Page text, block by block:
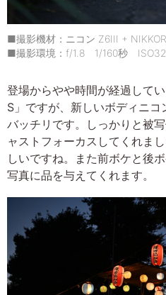
■撮影機材：ニコン Z6III +
■撮影環境：f/1.8 1/160秒
登場からやや時間が経過して
S」ですが、新しいボディニ
バッチリです。しっかりと被
ャストフォーカスしてくれま
しいですね。また前ボケと後
写真に品を与えてくれます。